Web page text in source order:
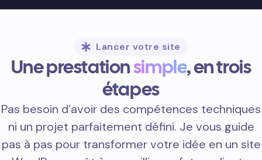
Lancer votre site
Une prestationsimple, en trois
étapes
Pas besoin d’avoir des compétences techniques
ni un projet parfaitement défini. Je vous guide
pas à pas pour transformer votre idée en un site